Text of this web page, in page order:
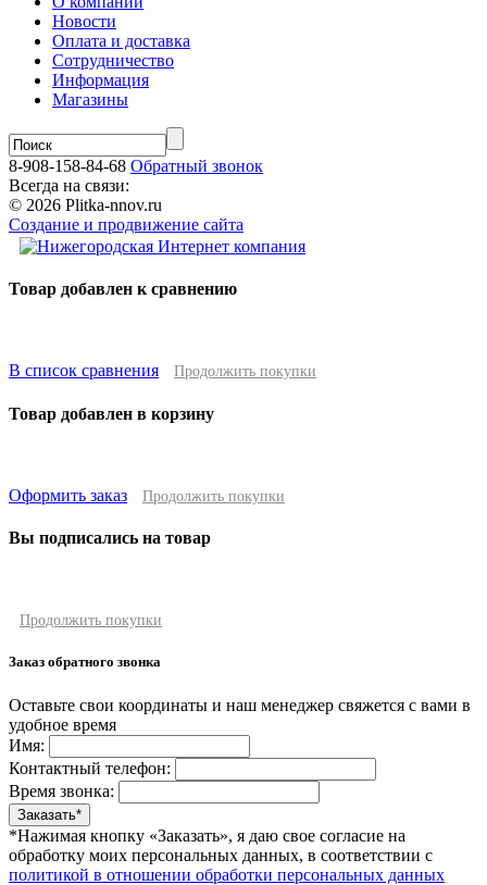
Новости
Оплата и доставка
Сотрудничество
Информация
Магазины
8-908-158-84-68 Обратный звонок
Всегда на связи:
© 2026 Plitka-nnov.ru
Создание и продвижение сайта
Товар добавлен к сравнению
В список сравнения Продолжить покупки
Товар добавлен в корзину
Оформить заказ Продолжить покупки
Вы подписались на товар
Продолжить покупки
Заказ обратного звонка
Оставьте свои координаты и наш менеджер свяжется с вами в
удобное время
Имя:
Контактный телефон:
Время звонка:
*Нажимая кнопку «Заказать», я даю свое согласие на
обработку моих персональных данных, в соответствии с
политикой в отношении обработки персональных данных